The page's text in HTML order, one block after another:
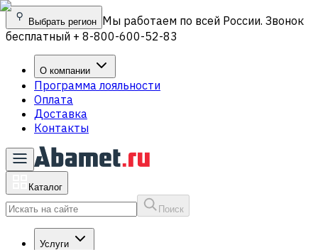
Выбрать регион Мы работаем по всей России. Звонок
бесплатный + 8-800-600-52-83
О компании
Программа лояльности
Оплата
Доставка
Контакты
Каталог
Поиск
Услуги